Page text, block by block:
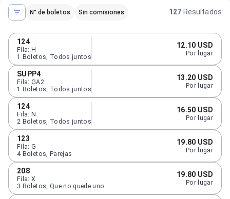
N° de boletos Sin comisiones 127 Resultados
124
Fila:H
1 Boletos Todos juntos
12.10 USD
Por lugar
SUPP4
Fila:GA2
1 Boletos Todos juntos
13.20 USD
Por lugar
124
Fila:N
2 Boletos Todos juntos
16.50 USD
Por lugar
123
Fila:G
4 Boletos Parejas
19.80 USD
Por lugar
208
Fila:X
3 Boletos Que no quede uno
19.80 USD
Por lugar